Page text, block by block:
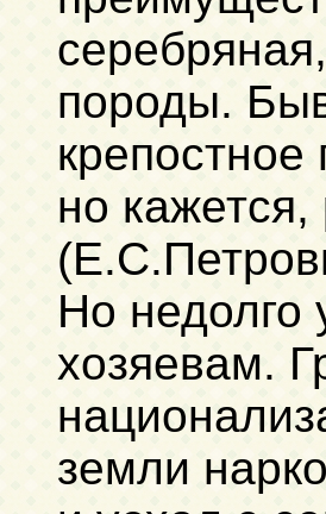
породы.
но
Но недолго
хозяевам.
земли